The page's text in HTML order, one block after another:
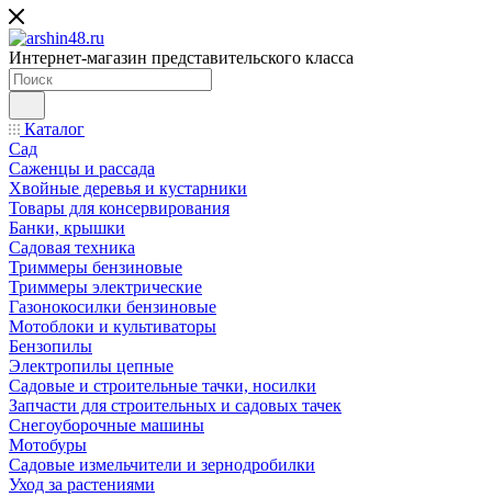
Интернет-магазин представительского класса
Каталог
Сад
Саженцы и рассада
Хвойные деревья и кустарники
Товары для консервирования
Банки, крышки
Садовая техника
Триммеры бензиновые
Триммеры электрические
Газонокосилки бензиновые
Мотоблоки и культиваторы
Бензопилы
Электропилы цепные
Садовые и строительные тачки, носилки
Запчасти для строительных и садовых тачек
Снегоуборочные машины
Мотобуры
Садовые измельчители и зернодробилки
Уход за растениями